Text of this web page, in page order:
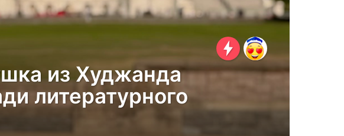
из Худжанда
литературного